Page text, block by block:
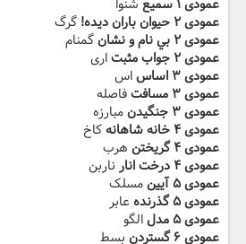
عمودی ۱ سميع
شنوا
عمودی ۲ حيوان باران ديده!
گرگ
عمودی ۲ بي نام و نشان‬‫
گمنام
عمودی ۲ جواب مثبت
اری
عمودی ۳ اساس
اس
عمودی ۳ مسافت
فاصله
عمودی ۳ جنگيدن
مبارزه
عمودی ۴ خانه شاهانه
کاخ
عمودی ۴ گريختن
هرب
عمودی ۴ درخت انار
ناربن
عمودی ۵ آيين
مسلک
عمودی ۵ گذرنده
عابر
عمودی ۵ مدل
الگو
عمودی ۶ ‬‫گستردن
بسط